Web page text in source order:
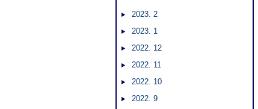
2023. 2
2023. 1
2022. 12
2022. 11
2022. 10
2022. 9